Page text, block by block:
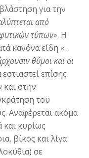
για την
από
τύπων». Η
κανόνα είδη «…
θύμοι και οι
επίσης
και στην
του
Αναφέρεται ακόμα
και κυρίως
βίκος και λίγα
σε